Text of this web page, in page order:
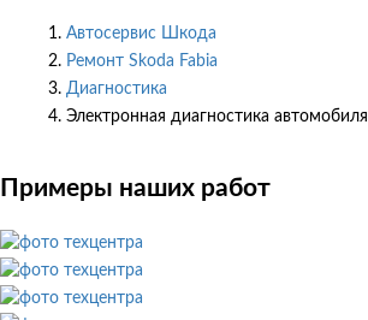
Автосервис Шкода
Ремонт Skoda Fabia
Диагностика
Электронная диагностика автомобиля
Примеры наших работ